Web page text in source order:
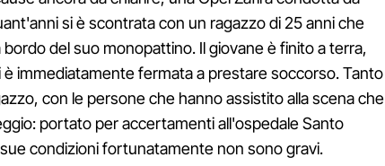
si è scontrata con un ragazzo di 25 anni che
del suo monopattino. Il giovane è finito a terra,
è immediatamente fermata a prestare soccorso. Tanto
con le persone che hanno assistito alla scena che
portato per accertamenti all'ospedale Santo
condizioni fortunatamente non sono gravi.